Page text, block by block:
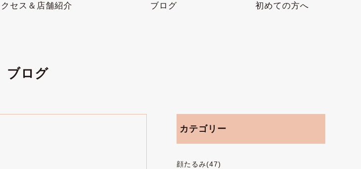
セス＆店舗紹介 ブログ 初めての方へ
ブログ
カテゴリー
顔たるみ(47)